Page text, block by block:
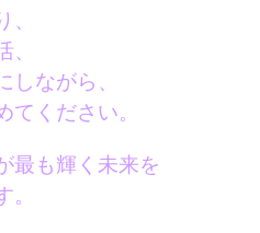
しながら、
てください。
最も輝く未来を